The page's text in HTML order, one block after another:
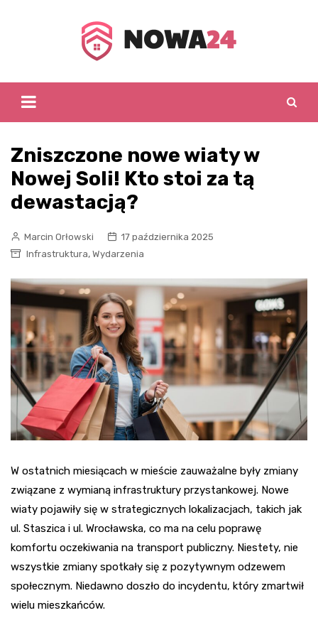
Zniszczone nowe wiaty w
Nowej Soli! Kto stoi za tą
dewastacją?
Marcin Orłowski
17 października 2025
Infrastruktura, Wydarzenia
W ostatnich miesiącach w mieście zauważalne były zmiany
związane z wymianą infrastruktury przystankowej. Nowe
wiaty pojawiły się w strategicznych lokalizacjach, takich jak
ul. Staszica i ul. Wrocławska, co ma na celu poprawę
komfortu oczekiwania na transport publiczny. Niestety, nie
wszystkie zmiany spotkały się z pozytywnym odzewem
społecznym. Niedawno doszło do incydentu, który zmartwił
wielu mieszkańców.